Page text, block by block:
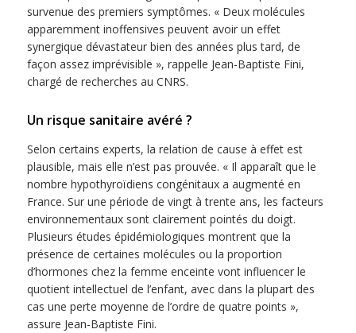
survenue des premiers symptômes. « Deux molécules
apparemment inoffensives peuvent avoir un effet
synergique dévastateur bien des années plus tard, de
façon assez imprévisible », rappelle Jean-Baptiste Fini,
chargé de recherches au CNRS.
Un risque sanitaire avéré ?
Selon certains experts, la relation de cause à effet est
plausible, mais elle n’est pas prouvée. « Il apparaît que le
nombre hypothyroïdiens congénitaux a augmenté en
France. Sur une période de vingt à trente ans, les facteurs
environnementaux sont clairement pointés du doigt.
Plusieurs études épidémiologiques montrent que la
présence de certaines molécules ou la proportion
d’hormones chez la femme enceinte vont influencer le
quotient intellectuel de l’enfant, avec dans la plupart des
cas une perte moyenne de l’ordre de quatre points »,
assure Jean-Baptiste Fini.